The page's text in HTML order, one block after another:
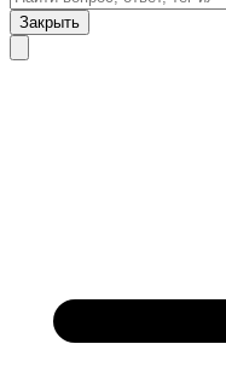
Закрыть